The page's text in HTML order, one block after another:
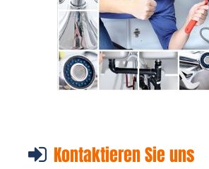
Kontaktieren Sie uns